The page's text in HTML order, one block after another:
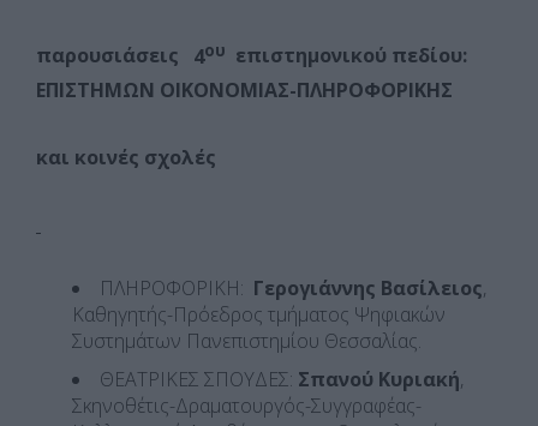
παρουσιάσεις 4ου επιστημονικού πεδίου:
ΕΠΙΣΤΗΜΩΝ ΟΙΚΟΝΟΜΙΑΣ-ΠΛΗΡΟΦΟΡΙΚΗΣ
και κοινές σχολές
ΠΛΗΡΟΦΟΡΙΚΗ: Γερογιάννης Βασίλειος,
Καθηγητής-Πρόεδρος τμήματος Ψηφιακών
Συστημάτων Πανεπιστημίου Θεσσαλίας.
ΘΕΑΤΡΙΚΕΣ ΣΠΟΥΔΕΣ: Σπανού Κυριακή,
Σκηνοθέτις-Δραματουργός-Συγγραφέας-